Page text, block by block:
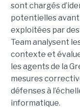
sont chargés
potentielles avant
exploitées par
Team analysent
contexte et
les agents de la
mesures
défenses à
informatique.